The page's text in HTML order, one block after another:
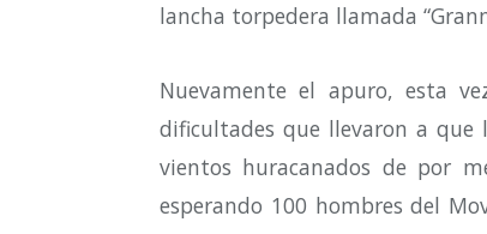
lancha torpedera llamada
Nuevamente el apuro, esta
dificultades que llevaron a que
vientos huracanados de por
esperando 100 hombres del